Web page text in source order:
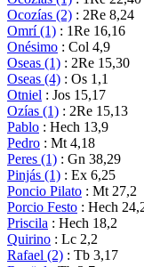
Ocozías (2) : 2Re 8,24
Omrí (1) : 1Re 16,16
Onésimo : Col 4,9
Oseas (1) : 2Re 15,30
Oseas (4) : Os 1,1
Otniel : Jos 15,17
Ozías (1) : 2Re 15,13
Pablo : Hech 13,9
Pedro : Mt 4,18
Peres (1) : Gn 38,29
Pinjás (1) : Ex 6,25
Poncio Pilato : Mt 27,2
Porcio Festo : Hech
Priscila : Hech 18,2
Quirino : Lc 2,2
Rafael (2) : Tb 3,17